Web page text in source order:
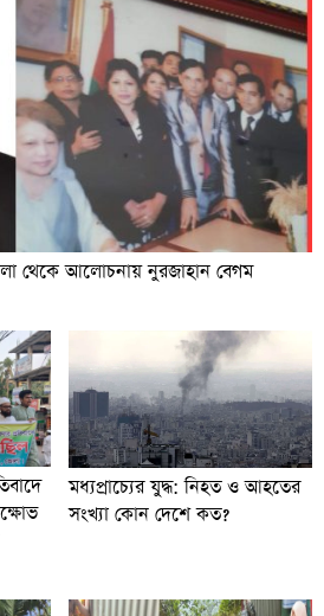
থেকে আলোচনায় নুরজাহান বেগম
মধ্যপ্রাচ্যের যুদ্ধ: নিহত ও আহতের
সংখ্যা কোন দেশে কত?